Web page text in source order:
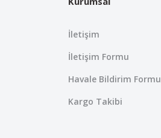
İletişim
İletişim Formu
Havale Bildirim Formu
Kargo Takibi